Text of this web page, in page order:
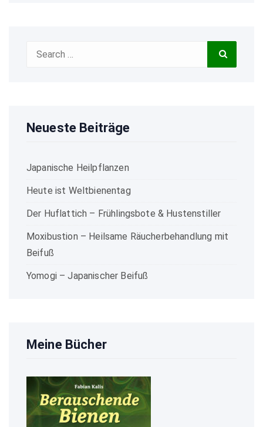
Search
Search
Neueste Beiträge
Japanische Heilpflanzen
Heute ist Weltbienentag
Der Huflattich – Frühlingsbote & Hustenstiller
Moxibustion – Heilsame Räucherbehandlung mit
Beifuß
Yomogi – Japanischer Beifuß
Meine Bücher